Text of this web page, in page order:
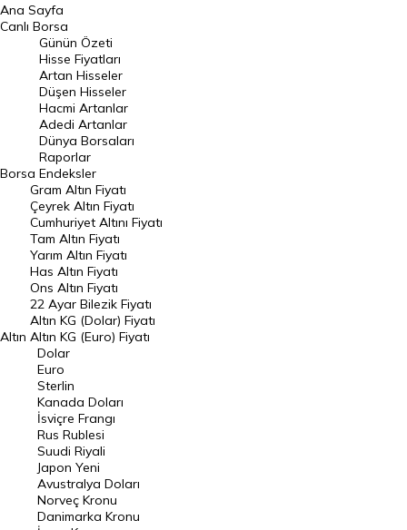
BIST 100 Hisseleri
En Çok Artan Hisseler
En Çok Düşen Hisseler
Hacmi Artanlar
Geçmiş Kapanışlar
Dünya Borsaları
Raporlar
Endeksler
DÖVİZ
Döviz Kuru
Dolar Kuru
Euro Kuru
Pound Kuru
Frank Kuru
Riyal Kuru
Avustralya Doları
Danimarka Kronu Kuru
Kanada Doları Kuru
Ana Sayfa
Canlı Borsa
Borsa
Günün Özeti
Hisse Fiyatları
Artan Hisseler
Düşen Hisseler
Hacmi Artanlar
Adedi Artanlar
Dünya Borsaları
Raporlar
Endeksler
Altın
Gram Altın Fiyatı
Çeyrek Altın Fiyatı
Cumhuriyet Altını Fiyatı
Tam Altın Fiyatı
Yarım Altın Fiyatı
Has Altın Fiyatı
Ons Altın Fiyatı
22 Ayar Bilezik Fiyatı
Altın KG (Dolar) Fiyatı
Altın KG (Euro) Fiyatı
Dolar
Euro
Sterlin
Kanada Doları
İsviçre Frangı
Rus Rublesi
Suudi Riyali
Japon Yeni
Avustralya Doları
Norveç Kronu
Danimarka Kronu